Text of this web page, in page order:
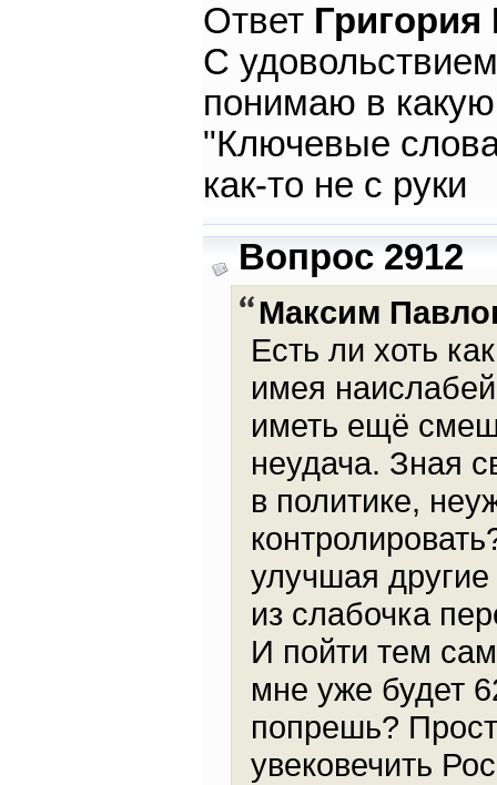
Ответ
С
понимаю в какую
"Ключевые
как-то не с руки
Вопрос 2912
Максим
Есть ли хоть
имея
иметь ещё
неудача. Зная
в политике,
улучшая
из слабочка
И пойти тем
мне уже будет
попрешь?
увековечить